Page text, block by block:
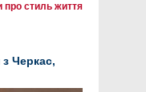
про стиль життя
Черкас,